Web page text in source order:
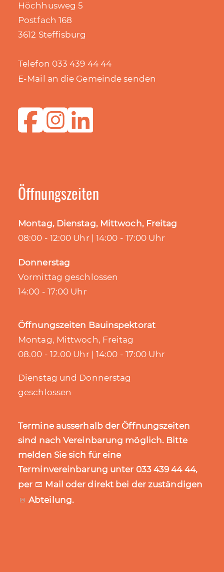
Höchhusweg 5
Postfach 168
3612 Steffisburg
Telefon 033 439 44 44
E-Mail an die Gemeinde senden
Öffnungszeiten
Montag, Dienstag, Mittwoch, Freitag
08:00 - 12:00 Uhr | 14:00 - 17:00 Uhr
Donnerstag
Vormittag geschlossen
14:00 - 17:00 Uhr
Öffnungszeiten Bauinspektorat
Montag, Mittwoch, Freitag
08.00 - 12.00 Uhr | 14:00 - 17:00 Uhr
Dienstag und Donnerstag
geschlossen
Termine ausserhalb der Öffnungszeiten
sind nach Vereinbarung möglich. Bitte
melden Sie sich für eine
Terminvereinbarung unter 033 439 44 44,
per
Mail oder direkt bei der zuständigen
Abteilung.